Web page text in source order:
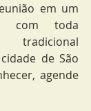
em um
com toda
de São
agende